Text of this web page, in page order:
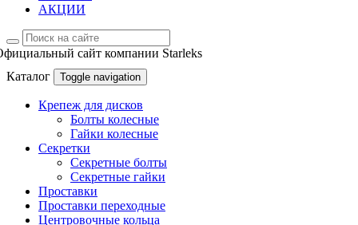
АКЦИИ
сайт компании Starleks
Каталог
Toggle navigation
Крепеж для дисков
Болты колесные
Гайки колесные
Секретки
Секретные болты
Секретные гайки
Проставки
Проставки переходные
Центровочные кольца